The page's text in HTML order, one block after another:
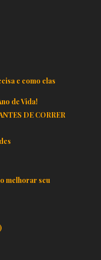
e como elas
de Vida!
DE CORRER
melhorar seu